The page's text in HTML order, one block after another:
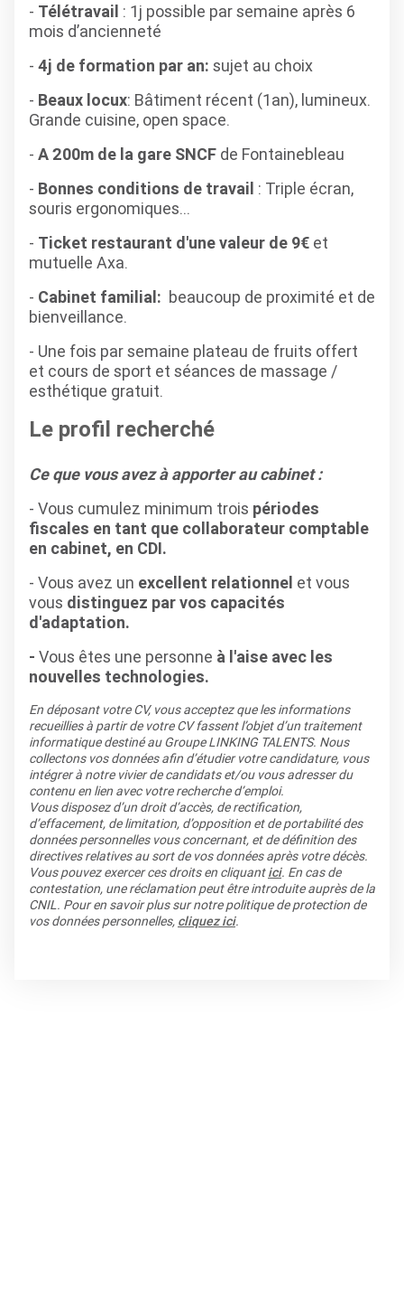
- Télétravail : 1j possible par semaine après 6
mois d’ancienneté
- 4j de formation par an: sujet au choix
- Beaux locux: Bâtiment récent (1an), lumineux.
Grande cuisine, open space.
- A 200m de la gare SNCF de Fontainebleau
- Bonnes conditions de travail : Triple écran,
souris ergonomiques...
- Ticket restaurant d'une valeur de 9€ et
mutuelle Axa.
- Cabinet familial: beaucoup de proximité et de
bienveillance.
- Une fois par semaine plateau de fruits offert
et cours de sport et séances de massage /
esthétique gratuit.
Le profil recherché
Ce que vous avez à apporter au cabinet :
- Vous cumulez minimum trois périodes
fiscales en tant que collaborateur comptable
en cabinet, en CDI.
- Vous avez un excellent relationnel et vous
vous distinguez par vos capacités
d'adaptation.
- Vous êtes une personne à l'aise avec les
nouvelles technologies.
En déposant votre CV, vous acceptez que les informations
recueillies à partir de votre CV fassent l’objet d’un traitement
informatique destiné au Groupe LINKING TALENTS. Nous
collectons vos données afin d’étudier votre candidature, vous
intégrer à notre vivier de candidats et/ou vous adresser du
contenu en lien avec votre recherche d’emploi.
Vous disposez d’un droit d’accès, de rectification,
d’effacement, de limitation, d’opposition et de portabilité des
données personnelles vous concernant, et de définition des
directives relatives au sort de vos données après votre décès.
Vous pouvez exercer ces droits en cliquantici. En cas de
contestation, une réclamation peut être introduite auprès de la
CNIL. Pour en savoir plus sur notre politique de protection de
vos données personnelles, cliquez ici.